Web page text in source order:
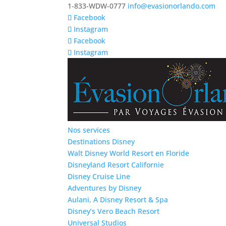
1-833-WDW-0777 info@evasionorlando.com
Facebook
Instagram
Facebook
Instagram
Nos services
Destinations Disney
Walt Disney World Resort en Floride
Disneyland Resort Californie
Disney Cruise Line
Adventures by Disney
Aulani, A Disney Resort & Spa
Disney’s Vero Beach Resort
Universal Studios